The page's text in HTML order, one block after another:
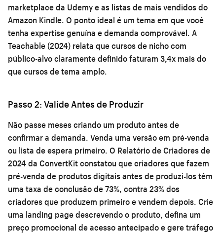
marketplace da Udemy e as listas de mais vendidos do
Amazon Kindle. O ponto ideal é um tema em que você
tenha expertise genuína e demanda comprovável. A
Teachable (2024) relata que cursos de nicho com
público-alvo claramente definido faturam 3,4x mais do
que cursos de tema amplo.
Passo 2: Valide Antes de Produzir
Não passe meses criando um produto antes de
confirmar a demanda. Venda uma versão em pré-venda
ou lista de espera primeiro. O Relatório de Criadores de
2024 da ConvertKit constatou que criadores que fazem
pré-venda de produtos digitais antes de produzi-los têm
uma taxa de conclusão de 73%, contra 23% dos
criadores que produzem primeiro e vendem depois. Crie
uma landing page descrevendo o produto, defina um
preço promocional de acesso antecipado e gere tráfego